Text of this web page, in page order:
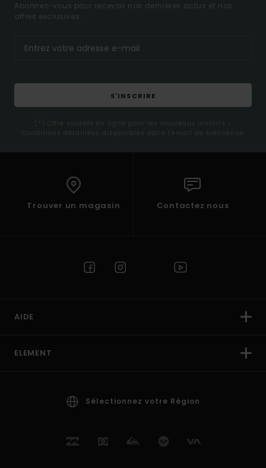
Abonnez-vous pour recevoir nos dernières actus et nos
offres exclusives.
S'INSCRIRE
(*) Offre valable en ligne pour les nouveaux inscrits -
Conditions détaillées disponibles dans l'email de bienvenue
Trouver un magasin Contactez nous
AIDE
ELEMENT
Sélectionnez votre Région